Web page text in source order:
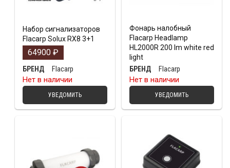
Набор сигнализаторов
Flacarp Solux RX8 3+1
64900 ₽
БРЕНД
Flacarp
Нет в наличии
УВЕДОМИТЬ
Фонарь налобный
Flacarp Headlamp
HL2000R 200 lm white red
light
БРЕНД
Flacarp
Нет в наличии
УВЕДОМИТЬ